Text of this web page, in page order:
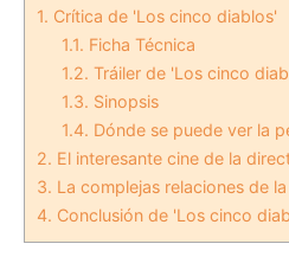
1. Crítica de 'Los cinco diablos'
1.1. Ficha Técnica
1.2. Tráiler de 'Los cinco
1.3. Sinopsis
1.4. Dónde se puede ver la
2. El interesante cine de la
3. La complejas relaciones de
4. Conclusión de 'Los cinco